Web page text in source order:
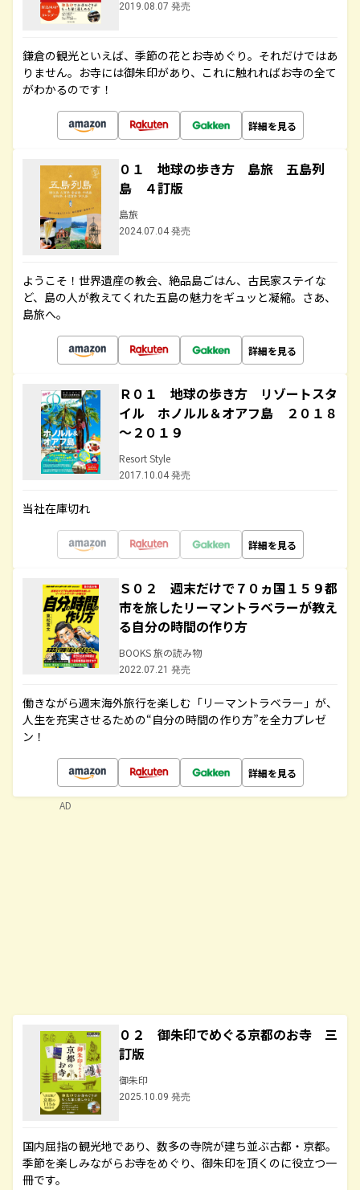
2019.08.07 発売
鎌倉の観光といえば、季節の花とお寺めぐり。それだけではあ
りません。お寺には御朱印があり、これに触れればお寺の全て
がわかるのです！
詳細を見る
０１ 地球の歩き方 島旅 五島列
島 ４訂版
島旅
2024.07.04 発売
ようこそ！世界遺産の教会、絶品島ごはん、古民家ステイな
ど、島の人が教えてくれた五島の魅力をギュッと凝縮。さあ、
島旅へ。
詳細を見る
Ｒ０１ 地球の歩き方 リゾートスタ
イル ホノルル＆オアフ島 ２０１８
～２０１９
Resort Style
2017.10.04 発売
当社在庫切れ
詳細を見る
Ｓ０２ 週末だけで７０ヵ国１５９都
市を旅したリーマントラベラーが教え
る自分の時間の作り方
BOOKS 旅の読み物
2022.07.21 発売
働きながら週末海外旅行を楽しむ「リーマントラベラー」が、
人生を充実させるための“自分の時間の作り方”を全力プレゼ
ン！
詳細を見る
０２ 御朱印でめぐる京都のお寺 三
訂版
御朱印
2025.10.09 発売
国内屈指の観光地であり、数多の寺院が建ち並ぶ古都・京都。
季節を楽しみながらお寺をめぐり、御朱印を頂くのに役立つ一
冊です。
AD